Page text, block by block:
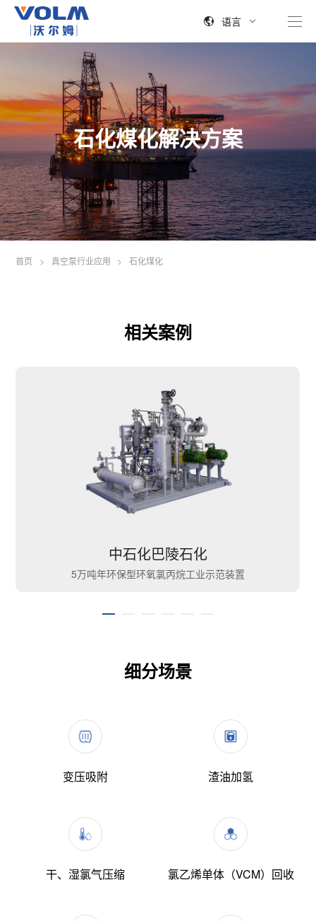
语言
石化煤化解决方案
首页 > 真空泵行业应用 > 石化煤化
相关案例
中石化巴陵石化
5万吨年环保型环氧氯丙烷工业示范装置
细分场景
变压吸附 渣油加氢
干、湿氯气压缩 氯乙烯单体（VCM）回收